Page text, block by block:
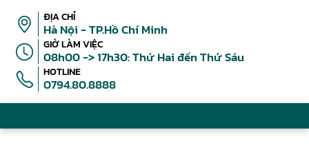
ĐỊA CHỈ
Hà Nội - TP.Hồ Chí Minh
GIỜ LÀM VIỆC
08h00 -> 17h30: Thứ Hai đến Thứ Sáu
HOTLINE
0794.80.8888